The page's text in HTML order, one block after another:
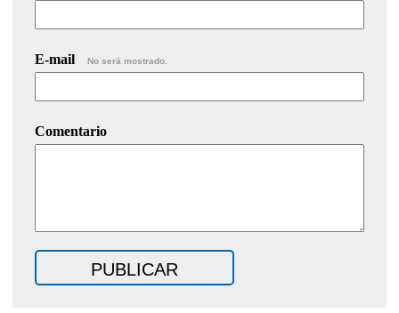
E-mail No será mostrado.
Comentario